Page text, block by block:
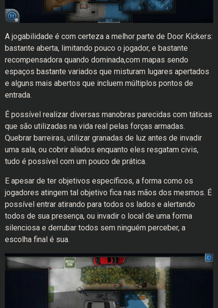
A jogabilidade é com certeza a melhor parte de Door Kickers:
bastante aberta, limitando pouco o jogador, e bastante
recompensadora quando dominada,com mapas sendo
espaços bastante variados que misturam lugares apertados
e alguns mais abertos que incluem múltiplos pontos de
entrada.
É possível realizar diversas manobras parecidas com táticas
que são utilizadas na vida real pelas forças armadas.
Quebrar barreiras, utilizar granadas de luz antes de invadir
uma sala, ou cobrir aliados enquanto eles resgatam civis,
tudo é possível com um pouco de prática.
E apesar de ter objetivos específicos, a forma como os
jogadores atingem tal objetivo fica nas mãos dos mesmos. É
possível entrar atirando para todos os lados e alertando
todos de sua presença, ou invadir o local de uma forma
silenciosa e derrubar todos sem ninguém perceber, a
escolha final é sua.